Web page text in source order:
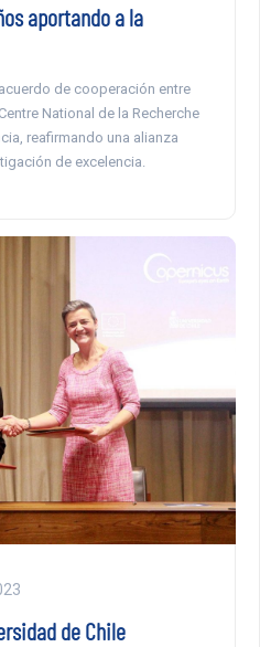
aportando a la
de cooperación entre
National de la Recherche
reafirmando una alianza
de excelencia.
de Chile